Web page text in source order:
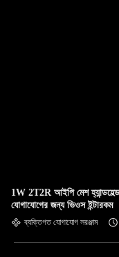
1W 2T2R আইপি মেশ
যোগাযোগের জন্য ভিওস ইন্টারকম
ব্যক্তিগত যোগাযোগ সরঞ্জাম